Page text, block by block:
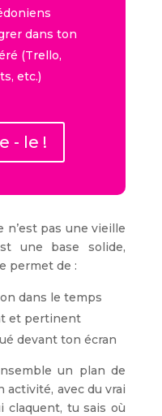
dans ton
(Trello,
etc.)
- le !
n’est pas une vieille
une base solide,
permet de :
dans le temps
et pertinent
devant ton écran
un plan de
activité, avec du vrai
claquent, tu sais où